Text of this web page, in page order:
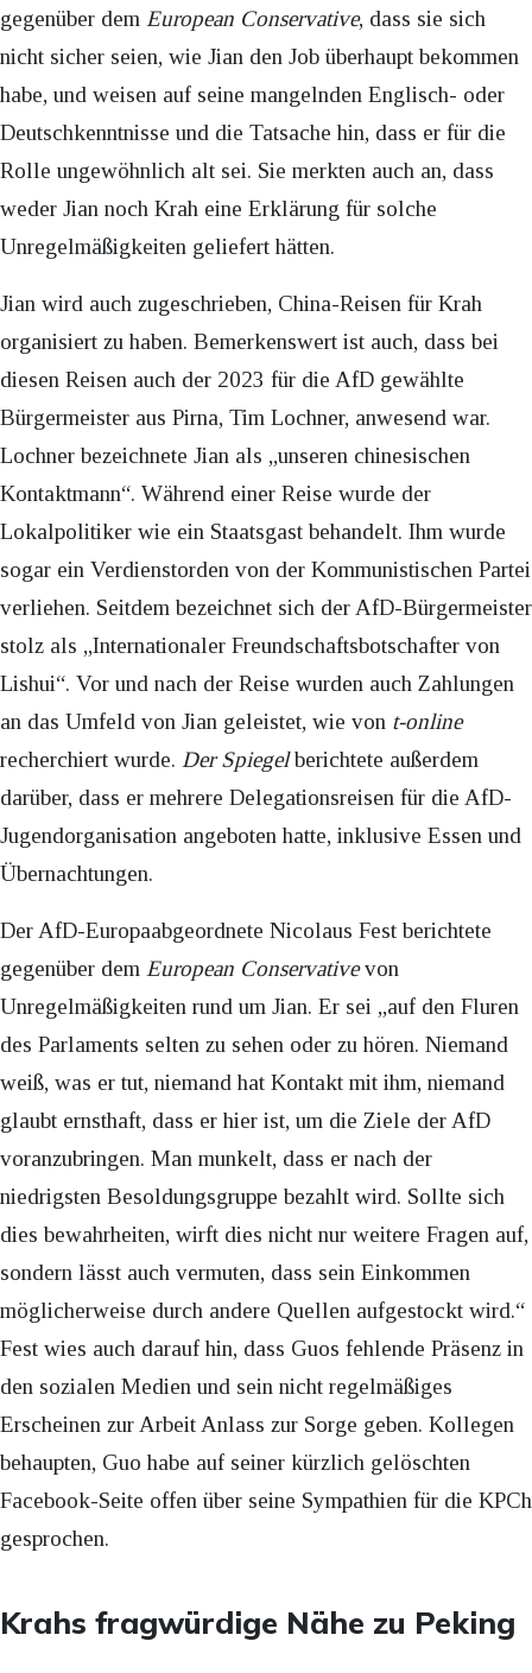
gegenüber dem European Conservative, dass sie sich
nicht sicher seien, wie Jian den Job überhaupt bekommen
habe, und weisen auf seine mangelnden Englisch- oder
Deutschkenntnisse und die Tatsache hin, dass er für die
Rolle ungewöhnlich alt sei. Sie merkten auch an, dass
weder Jian noch Krah eine Erklärung für solche
Unregelmäßigkeiten geliefert hätten.
Jian wird auch zugeschrieben, China-Reisen für Krah
organisiert zu haben. Bemerkenswert ist auch, dass bei
diesen Reisen auch der 2023 für die AfD gewählte
Bürgermeister aus Pirna, Tim Lochner, anwesend war.
Lochner bezeichnete Jian als „unseren chinesischen
Kontaktmann“. Während einer Reise wurde der
Lokalpolitiker wie ein Staatsgast behandelt. Ihm wurde
sogar ein Verdienstorden von der Kommunistischen Partei
verliehen. Seitdem bezeichnet sich der AfD-Bürgermeister
stolz als „Internationaler Freundschaftsbotschafter von
Lishui“. Vor und nach der Reise wurden auch Zahlungen
an das Umfeld von Jian geleistet, wie von t-online
recherchiert wurde. Der Spiegelberichtete außerdem
darüber, dass er mehrere Delegationsreisen für die AfD-
Jugendorganisation angeboten hatte, inklusive Essen und
Übernachtungen.
Der AfD-Europaabgeordnete Nicolaus Fest berichtete
gegenüber dem European Conservativevon
Unregelmäßigkeiten rund um Jian. Er sei „auf den Fluren
des Parlaments selten zu sehen oder zu hören. Niemand
weiß, was er tut, niemand hat Kontakt mit ihm, niemand
glaubt ernsthaft, dass er hier ist, um die Ziele der AfD
voranzubringen. Man munkelt, dass er nach der
niedrigsten Besoldungsgruppe bezahlt wird. Sollte sich
dies bewahrheiten, wirft dies nicht nur weitere Fragen auf,
sondern lässt auch vermuten, dass sein Einkommen
möglicherweise durch andere Quellen aufgestockt wird.“
Fest wies auch darauf hin, dass Guos fehlende Präsenz in
den sozialen Medien und sein nicht regelmäßiges
Erscheinen zur Arbeit Anlass zur Sorge geben. Kollegen
behaupten, Guo habe auf seiner kürzlich gelöschten
Facebook-Seite offen über seine Sympathien für die KPCh
gesprochen.
Krahs fragwürdige Nähe zu Peking